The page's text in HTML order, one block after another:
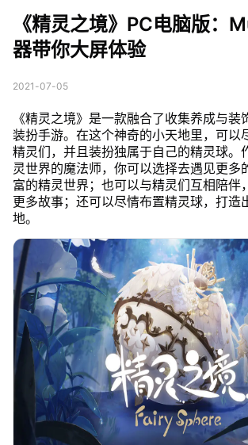
《精灵之境》PC电脑版：
器带你大屏体验
2021-07-05
《精灵之境》是一款融合了收集养成与装
装扮手游。在这个神奇的小天地里，可以
精灵们，并且装扮独属于自己的精灵球。
灵世界的魔法师，你可以选择去遇见更多
富的精灵世界；也可以与精灵们互相陪伴
更多故事；还可以尽情布置精灵球，打造
地。